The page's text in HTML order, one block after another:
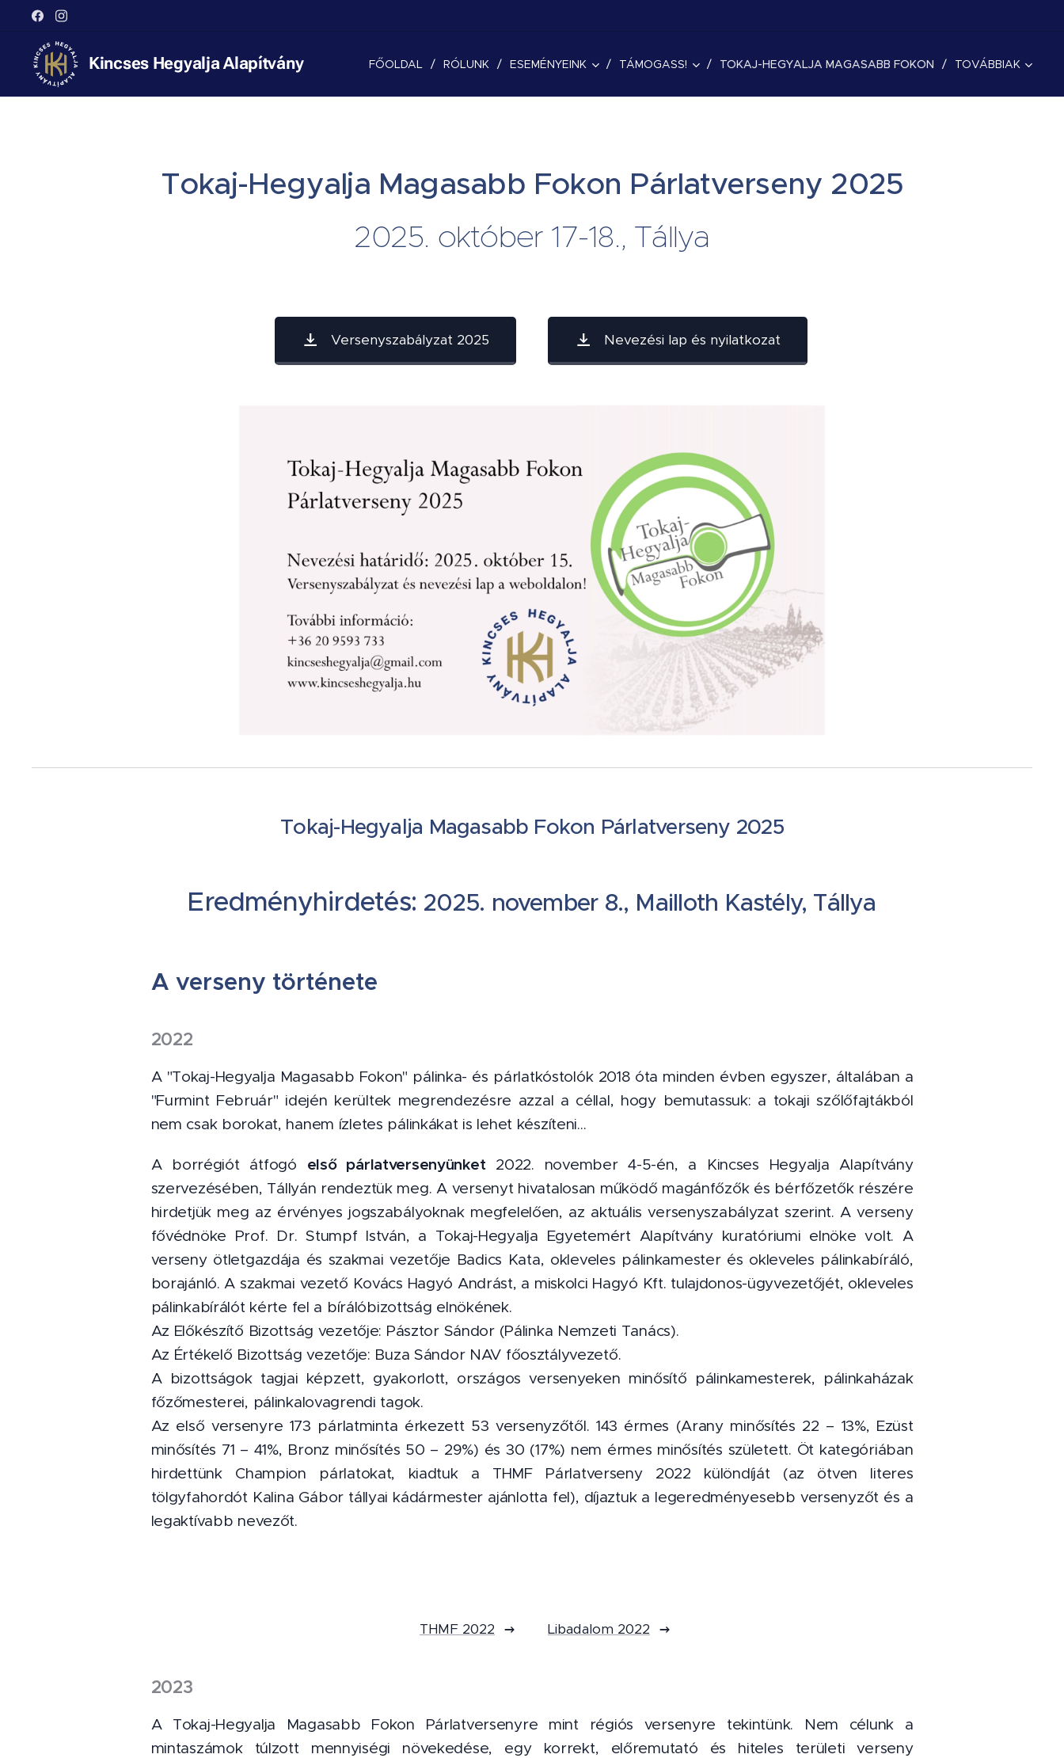
Kincses Hegyalja Alapítvány FŐOLDAL RÓLUNK ESEMÉNYEINK TÁMOGASS! TOKAJ-HEGYALJA MAGASABB FOKON TOVÁBBIAK
Tokaj-Hegyalja Magasabb Fokon Párlatverseny 2025
2025. október 17-18., Tállya
Versenyszabályzat 2025 Nevezési lap és nyilatkozat
Tokaj-Hegyalja Magasabb Fokon Párlatverseny 2025
Eredményhirdetés: 2025. november 8., Mailloth Kastély, Tállya
A verseny története
2022
A "Tokaj-Hegyalja Magasabb Fokon" pálinka- és párlatkóstolók 2018 óta minden évben egyszer, általában a
"Furmint Február" idején kerültek megrendezésre azzal a céllal, hogy bemutassuk: a tokaji szőlőfajtákból
nem csak borokat, hanem ízletes pálinkákat is lehet készíteni…
A borrégiót átfogó első párlatversenyünket2022. november 4-5-én, a Kincses Hegyalja Alapítvány
szervezésében, Tállyán rendeztük meg. A versenyt hivatalosan működő magánfőzők és bérfőzetők részére
hirdetjük meg az érvényes jogszabályoknak megfelelően, az aktuális versenyszabályzat szerint. A verseny
fővédnöke Prof. Dr. Stumpf István, a Tokaj-Hegyalja Egyetemért Alapítvány kuratóriumi elnöke volt. A
verseny ötletgazdája és szakmai vezetője Badics Kata, okleveles pálinkamester és okleveles pálinkabíráló,
borajánló. A szakmai vezető Kovács Hagyó Andrást, a miskolci Hagyó Kft. tulajdonos-ügyvezetőjét, okleveles
pálinkabírálót kérte fel a bírálóbizottság elnökének.
Az Előkészítő Bizottság vezetője: Pásztor Sándor (Pálinka Nemzeti Tanács).
Az Értékelő Bizottság vezetője: Buza Sándor NAV főosztályvezető.
A bizottságok tagjai képzett, gyakorlott, országos versenyeken minősítő pálinkamesterek, pálinkaházak
főzőmesterei, pálinkalovagrendi tagok.
Az első versenyre 173 párlatminta érkezett 53 versenyzőtől. 143 érmes (Arany minősítés 22 – 13%, Ezüst
minősítés 71 – 41%, Bronz minősítés 50 – 29%) és 30 (17%) nem érmes minősítés született. Öt kategóriában
hirdettünk Champion párlatokat, kiadtuk a THMF Párlatverseny 2022 különdíját (az ötven literes
tölgyfahordót Kalina Gábor tállyai kádármester ajánlotta fel), díjaztuk a legeredményesebb versenyzőt és a
legaktívabb nevezőt.
THMF 2022 Libadalom 2022
2023
A Tokaj-Hegyalja Magasabb Fokon Párlatversenyre mint régiós versenyre tekintünk. Nem célunk a
mintaszámok túlzott mennyiségi növekedése, egy korrekt, előremutató és hiteles területi verseny